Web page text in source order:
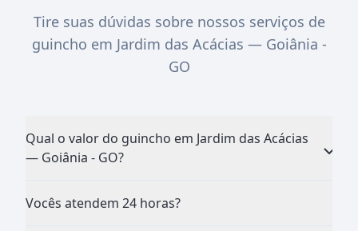
Tire suas dúvidas sobre nossos serviços de
guincho em Jardim das Acácias — Goiânia -
GO
Qual o valor do guincho em Jardim das Acácias
— Goiânia - GO?
Vocês atendem 24 horas?